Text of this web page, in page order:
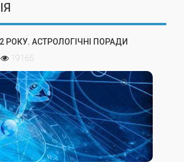
РОКУ. АСТРОЛОГІЧНІ ПОРАДИ
19165